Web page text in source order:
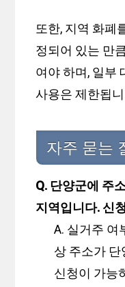
또한, 지역 화폐
정되어 있는 만
여야 하며, 일부
사용은 제한됩
자주 묻는
Q. 단양군에 주
지역입니다. 신
A. 실거주 여
상 주소가
신청이 가능